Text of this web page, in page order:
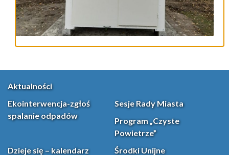
Aktualności
Ekointerwencja-zgłoś
spalanie odpadów
Sesje Rady Miasta
Program „Czyste
Powietrze”
Dzieje się – kalendarz
Środki Unijne